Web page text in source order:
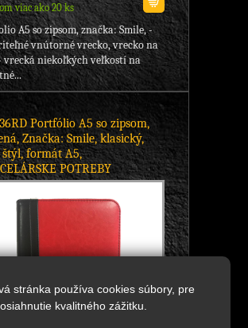
stránka používa cookies súbory, pre
kvalitného zážitku.
viac ako 20 ks
A5 so zipsom, značka: Smile, -
vnútorné vrecko, vrecko na
vrecká niekoľkých veľkostí na
Portfólio A5 so zipsom,
Značka: Smile, klasický,
formát A5,
POTREBY